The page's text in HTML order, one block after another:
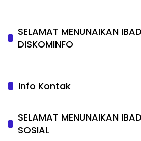
SELAMAT MENUNAIKAN
DISKOMINFO
Info Kontak
SELAMAT MENUNAIKAN
SOSIAL